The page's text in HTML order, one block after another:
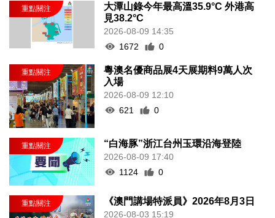
大潭山錄今年最高溫35.9°C 外港高
見38.2°C
2026-08-09 14:35
1672
0
粵澳名優商品展4天展期料9萬人次
入場
2026-08-09 12:10
621
0
“白海豚”浙江台州玉環沿海登陸
2026-08-09 17:40
1124
0
《澳門講場特派員》2026年8月3日
2026-08-03 15:19